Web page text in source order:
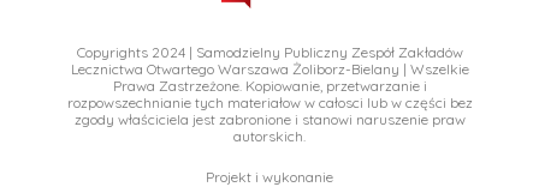
Copyrights 2024 | Samodzielny Publiczny Zespół Zakładów
Lecznictwa Otwartego Warszawa Żoliborz-Bielany | Wszelkie
Prawa Zastrzeżone. Kopiowanie, przetwarzanie i
rozpowszechnianie tych materiałow w całosci lub w części bez
zgody właściciela jest zabronione i stanowi naruszenie praw
autorskich.
Projekt i wykonanie